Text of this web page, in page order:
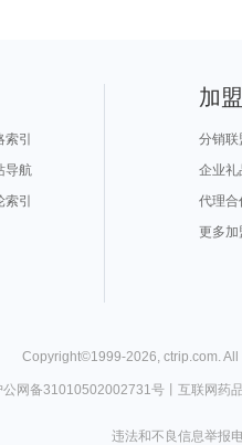
索引
导航
索引
加
分销联
企业礼
代理合
更多加
Copyright©1999-2026 ctrip.com .
公网备31010502002731号丨 互联网药
违法和不良信息举报